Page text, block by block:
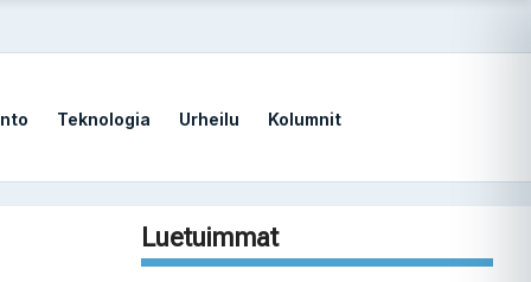
Teknologia Urheilu Kolumnit
Luetuimmat